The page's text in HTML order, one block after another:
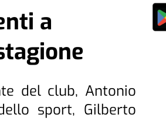
a
del club, Antonio
sport, Gilberto